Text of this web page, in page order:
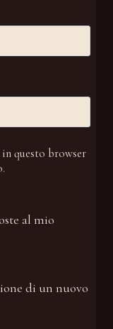
questo browser
al mio
di un nuovo